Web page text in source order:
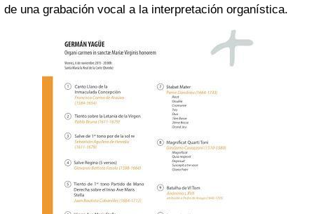
de una grabación vocal a la interpretación organística.